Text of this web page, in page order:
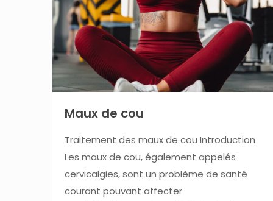
Maux de cou
Traitement des maux de cou Introduction
Les maux de cou, également appelés
cervicalgies, sont un problème de santé
courant pouvant affecter